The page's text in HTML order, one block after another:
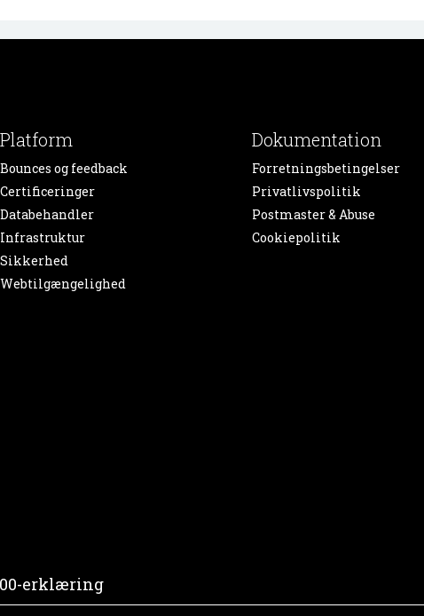
Platform
Bounces og feedback
Certificeringer
Databehandler
Infrastruktur
Sikkerhed
Webtilgængelighed
Dokumentation
Forretningsbetingelser
Privatlivspolitik
Postmaster & Abuse
Cookiepolitik
erklæring